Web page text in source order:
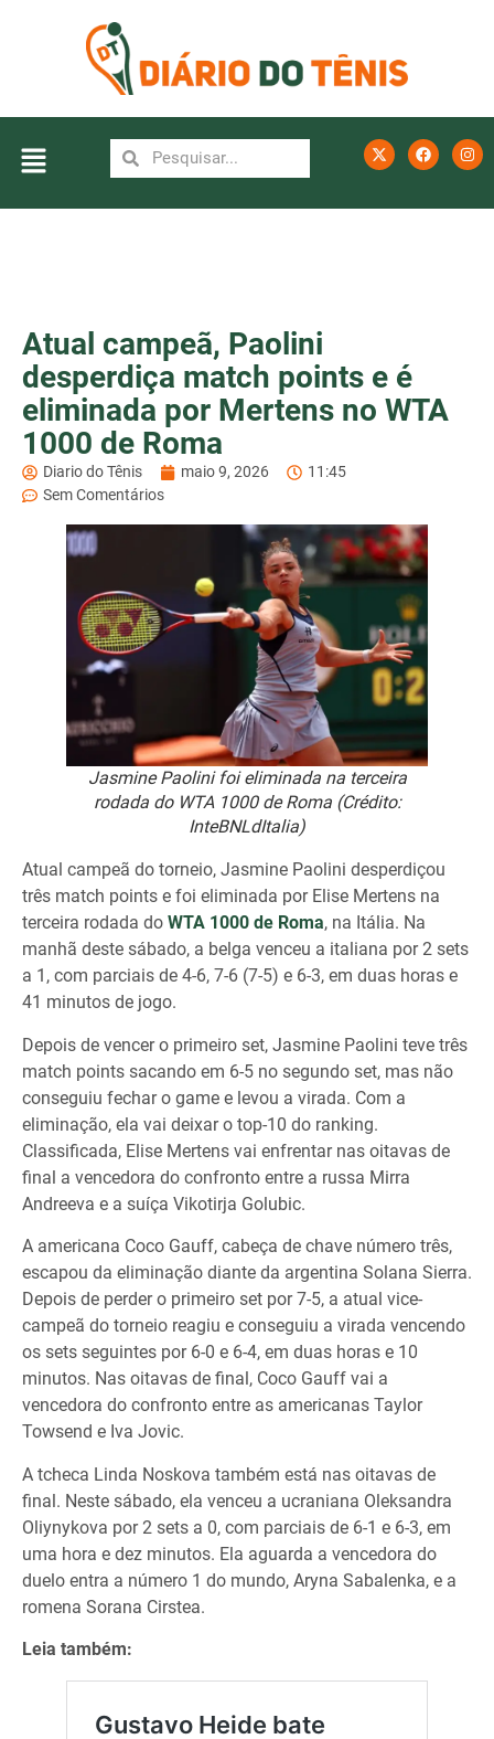
Atual campeã, Paolini
desperdiça match points e é
eliminada por Mertens no WTA
1000 de Roma
Diario do Tênis maio 9, 2026
11:45
Sem Comentários
Jasmine Paolini foi eliminada na terceira
rodada do WTA 1000 de Roma (Crédito:
InteBNLdItalia)
Atual campeã do torneio, Jasmine Paolini desperdiçou
três match points e foi eliminada por Elise Mertens na
terceira rodada do WTA 1000 de Roma, na Itália. Na
manhã deste sábado, a belga venceu a italiana por 2 sets
a 1, com parciais de 4-6, 7-6 (7-5) e 6-3, em duas horas e
41 minutos de jogo.
Depois de vencer o primeiro set, Jasmine Paolini teve três
match points sacando em 6-5 no segundo set, mas não
conseguiu fechar o game e levou a virada. Com a
eliminação, ela vai deixar o top-10 do ranking.
Classificada, Elise Mertens vai enfrentar nas oitavas de
final a vencedora do confronto entre a russa Mirra
Andreeva e a suíça Vikotirja Golubic.
A americana Coco Gauff, cabeça de chave número três,
escapou da eliminação diante da argentina Solana Sierra.
Depois de perder o primeiro set por 7-5, a atual vice-
campeã do torneio reagiu e conseguiu a virada vencendo
os sets seguintes por 6-0 e 6-4, em duas horas e 10
minutos. Nas oitavas de final, Coco Gauff vai a
vencedora do confronto entre as americanas Taylor
Towsend e Iva Jovic.
A tcheca Linda Noskova também está nas oitavas de
final. Neste sábado, ela venceu a ucraniana Oleksandra
Oliynykova por 2 sets a 0, com parciais de 6-1 e 6-3, em
uma hora e dez minutos. Ela aguarda a vencedora do
duelo entra a número 1 do mundo, Aryna Sabalenka, e a
romena Sorana Cirstea.
Leia também: